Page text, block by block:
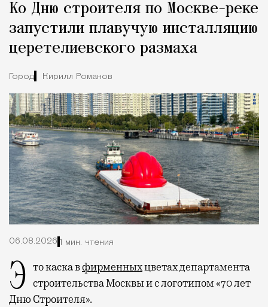
Ко Дню строителя по Москве-реке
запустили плавучую инсталляцию
церетелиевского размаха
Город Кирилл Романов
06.08.2026 1 мин. чтения
Это каска вфирменныхцветах департамента
строительства Москвы и с логотипом «70 лет
Дню Строителя».